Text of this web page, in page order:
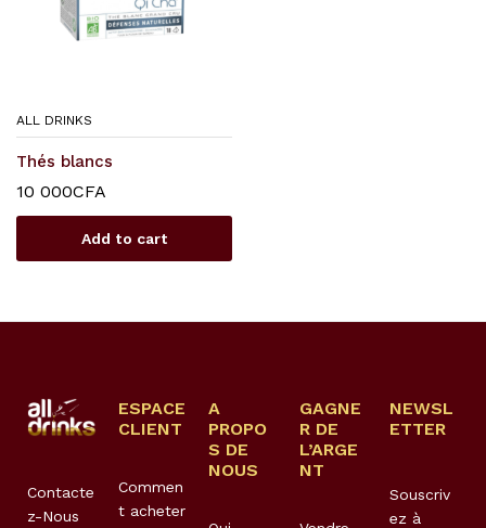
ALL DRINKS
Thés blancs
10 000CFA
Add to cart
Contacte
z-Nous
ESPACE
CLIENT
Commen
t acheter
A
PROPO
S DE
NOUS
GAGNE
R DE
L’ARGE
NT
NEWSL
ETTER
Souscriv
ez à